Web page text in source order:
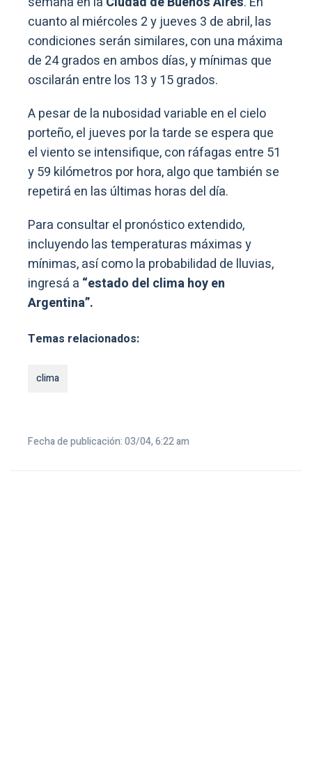
cuanto al miércoles 2 y jueves 3 de abril, las
condiciones serán similares, con una máxima
de 24 grados en ambos días, y mínimas que
oscilarán entre los 13 y 15 grados.
A pesar de la nubosidad variable en el cielo
porteño, el jueves por la tarde se espera que
el viento se intensifique, con ráfagas entre 51
y 59 kilómetros por hora, algo que también se
repetirá en las últimas horas del día.
Para consultar el pronóstico extendido,
incluyendo las temperaturas máximas y
mínimas, así como la probabilidad de lluvias,
ingresá a “estado del clima hoy en
Argentina”.
Temas relacionados:
clima
Fecha de publicación: 03/04, 6:22 am